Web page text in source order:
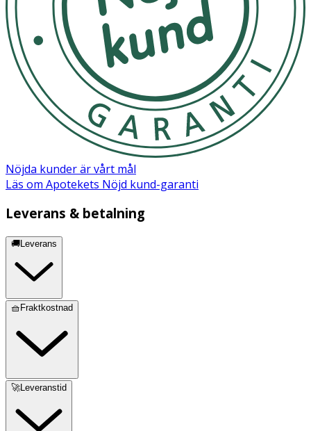
Polypropylene, polyethylene, superabsorbent (sodium
polyacrylate), wood fluff pulp, polyurethane, synthetic
elastics, adhesives, colourants.
Nöjda kunder är vårt mål
Läs om Apotekets Nöjd kund-garanti
Leverans & betalning
🚚Leverans
🧺Fraktkostnad
🚀Leveranstid